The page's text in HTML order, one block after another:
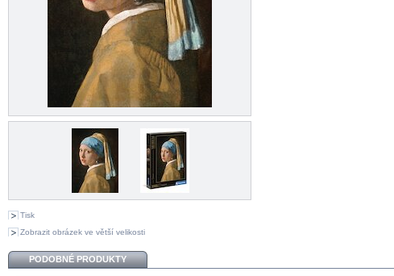
Tisk
Zobrazit obrázek ve větší velikosti
PODOBNÉ PRODUKTY